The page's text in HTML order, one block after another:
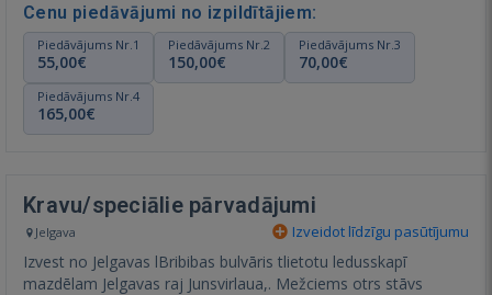
Cenu piedāvājumi no izpildītājiem:
Piedāvājums Nr.1
55,00€
Piedāvājums Nr.2
150,00€
Piedāvājums Nr.3
70,00€
Piedāvājums Nr.4
165,00€
Kravu/speciālie pārvadājumi
Jelgava Izveidot līdzīgu pasūtījumu
Izvest no Jelgavas lBribibas bulvāris tlietotu ledusskapī
mazdēlam Jelgavas raj Junsvirlaua,. Mežciems otrs stāvs